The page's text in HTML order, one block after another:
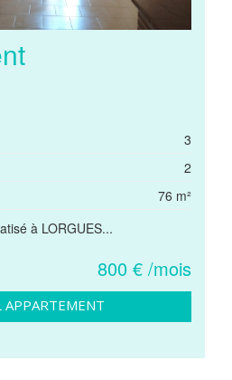
3
2
76 m²
à LORGUES...
800 € /mois
APPARTEMENT